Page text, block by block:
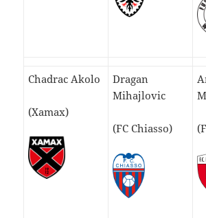
Chadrac Akolo
(Xamax)
Dragan
Mihajlovic
(FC Chiasso)